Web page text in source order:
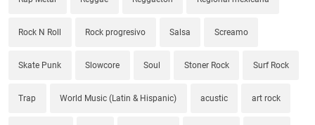
Rock N Roll Rock progresivo Salsa Screamo
Skate Punk Slowcore Soul Stoner Rock Surf Rock
Trap World Music (Latin & Hispanic) acustic art rock